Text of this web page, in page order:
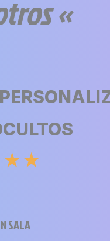
«
★★
SALA